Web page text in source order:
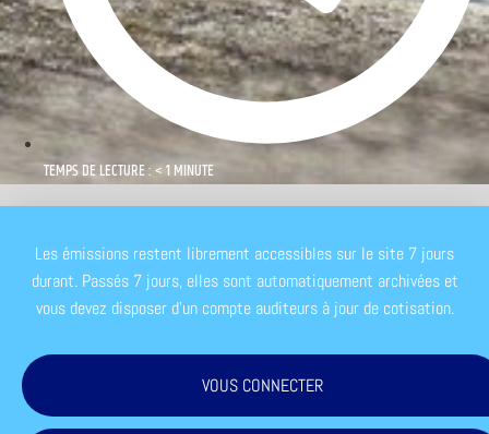
TEMPS DE LECTURE : < 1 MINUTE
Les émissions restent librement accessibles sur le site 7 jours
durant. Passés 7 jours, elles sont automatiquement archivées et
vous devez disposer d'un compte auditeurs à jour de cotisation.
VOUS CONNECTER